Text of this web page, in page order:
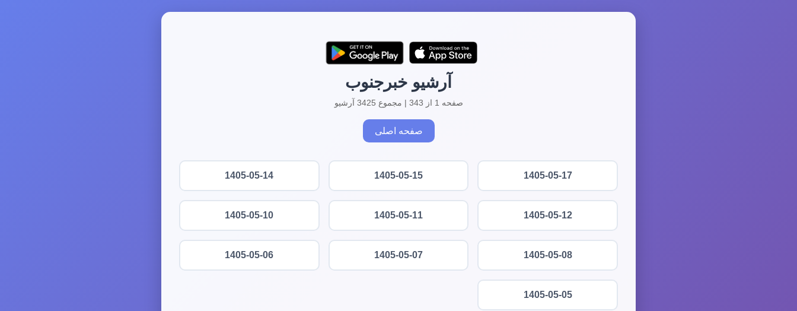
آرشیو خبرجنوب
صفحه 1 از 343 | مجموع 3425 آرشیو
صفحه اصلی
1405-05-17
1405-05-15
1405-05-14
1405-05-12
1405-05-11
1405-05-10
1405-05-08
1405-05-07
1405-05-06
1405-05-05